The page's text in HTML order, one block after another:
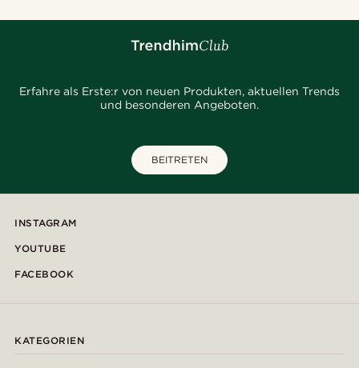
Erfahre als Erste:r von neuen Produkten, aktuellen Trends
und besonderen Angeboten.
BEITRETEN
INSTAGRAM
YOUTUBE
FACEBOOK
KATEGORIEN